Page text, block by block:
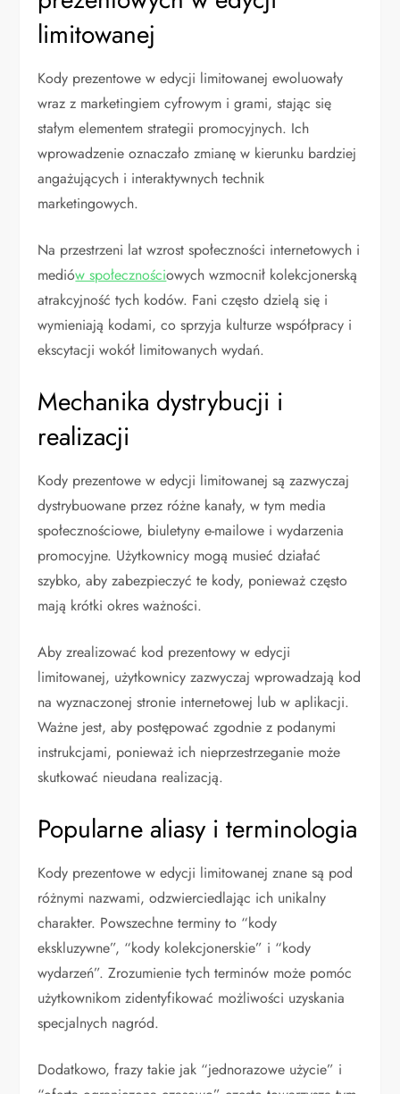
limitowanej
Kody prezentowe w edycji limitowanej ewoluowały
wraz z marketingiem cyfrowym i grami, stając się
stałym elementem strategii promocyjnych. Ich
wprowadzenie oznaczało zmianę w kierunku bardziej
angażujących i interaktywnych technik
marketingowych.
Na przestrzeni lat wzrost społeczności internetowych i
mediów społecznościowych wzmocnił kolekcjonerską
atrakcyjność tych kodów. Fani często dzielą się i
wymieniają kodami, co sprzyja kulturze współpracy i
ekscytacji wokół limitowanych wydań.
Mechanika dystrybucji i
realizacji
Kody prezentowe w edycji limitowanej są zazwyczaj
dystrybuowane przez różne kanały, w tym media
społecznościowe, biuletyny e-mailowe i wydarzenia
promocyjne. Użytkownicy mogą musieć działać
szybko, aby zabezpieczyć te kody, ponieważ często
mają krótki okres ważności.
Aby zrealizować kod prezentowy w edycji
limitowanej, użytkownicy zazwyczaj wprowadzają kod
na wyznaczonej stronie internetowej lub w aplikacji.
Ważne jest, aby postępować zgodnie z podanymi
instrukcjami, ponieważ ich nieprzestrzeganie może
skutkować nieudana realizacją.
Popularne aliasy i terminologia
Kody prezentowe w edycji limitowanej znane są pod
różnymi nazwami, odzwierciedlając ich unikalny
charakter. Powszechne terminy to “kody
ekskluzywne”, “kody kolekcjonerskie” i “kody
wydarzeń”. Zrozumienie tych terminów może pomóc
użytkownikom zidentyfikować możliwości uzyskania
specjalnych nagród.
Dodatkowo, frazy takie jak “jednorazowe użycie” i